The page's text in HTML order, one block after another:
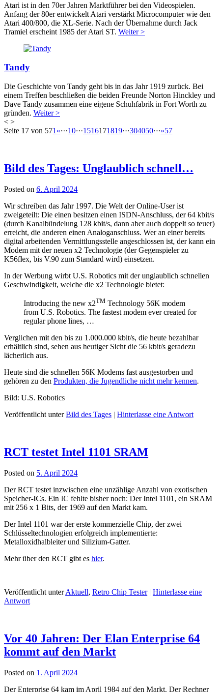
Atari ist in den 70er Jahren Marktführer bei den Videospielen.
Anfang der 80er entwickelt Atari verstärkt Microcomputer wie den
Atari 400/800, die XL-Serie. Nach der Übernahme durch Jack
Tramiel erscheint 1985 der Atari ST. Weiter >
Tandy
Die Geschichte von Tandy geht bis in das Jahr 1919 zurück. Bei
einem Treffen beschließen die beiden Freunde Norton Hinckley und
Dave Tandy zusammen eine eigene Schuhfabrik in Fort Worth zu
gründen. Weiter >
< >
Beitragsnavigation
Seite 17 von 571 «···10···1516171819···304050···»57
Bild des Tages: Unglaublich schnell…
Posted on 6. April 2024
Wir schreiben das Jahr 1997. Die Welt der Online-User ist
zweigeteilt: Die einen besitzen einen ISDN-Anschluss, der 64 kbit/s
(durch Kanalbündelung 128 kbit/s, dann aber auch doppelt so teuer)
erreicht, die anderen einen Analoganschluss. Wer an einer bereits
digital arbeitenden Vermittlungsstelle angeschlossen ist, der kann ein
Modem mit der neuen x2 Technologie (der Gegenspieler zu
K56flex, bis V.90 zum Standard wird) einsetzen.
In der Werbung wirbt U.S. Robotics mit der unglaublich schnellen
Geschwindigkeit, welche die x2 Technologie bietet:
Introducing the new x2TM Technology 56K modem
from U.S. Robotics. The fastest modem ever created for
regular phone lines, …
Verglichen mit den bis zu 1.000.000 kbit/s, die heute bezahlbar
erhältlich sind, sehen aus heutiger Sicht die 56 kbit/s geradezu
lächerlich aus.
Heute sind die schnellen 56K Modems fast ausgestorben und
gehören zu den Produkten, die Jugendliche nicht mehr kennen.
Bild: U.S. Robotics
Veröffentlicht unterBild des Tages | Hinterlasse eine Antwort
RCT testet Intel 1101 SRAM
Posted on 5. April 2024
Der RCT testet inzwischen eine unzählige Anzahl von exotischen
Speicher-ICs. Ein IC fehlte bisher noch: Der Intel 1101, ein SRAM
mit 256 x 1 Bits, der 1969 auf den Markt kam.
Der Intel 1101 war der erste kommerzielle Chip, der zwei
Schlüsseltechnologien erfolgreich implementierte:
Metalloxidhalbleiter und Silizium-Gatter.
Mehr über den RCT gibt es hier.
Veröffentlicht unterAktuell, Retro Chip Tester | Hinterlasse eine
Antwort
Vor 40 Jahren: Der Elan Enterprise 64
kommt auf den Markt
Posted on 1. April 2024
Der Enterprise 64 kam im April 1984 auf den Markt. Der Rechner